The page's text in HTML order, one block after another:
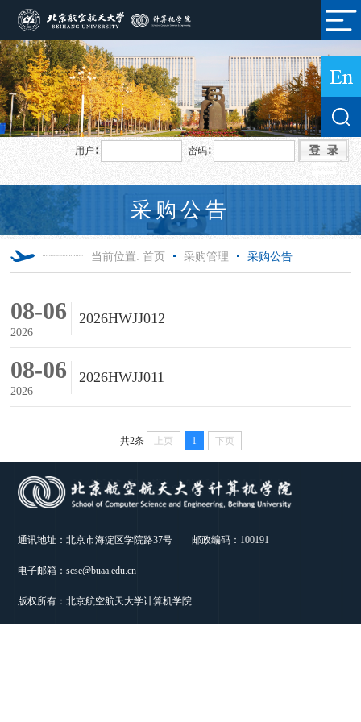
用户∶ 密码∶
采购公告
当前位置:首页 采购管理 采购公告
08-06
2026
2026HWJJ012
08-06
2026
2026HWJJ011
共2条 上页 1 下页
通讯地址：北京市海淀区学院路37号 邮政编码：100191
电子邮箱：scse@buaa.edu.cn
版权所有：北京航空航天大学计算机学院